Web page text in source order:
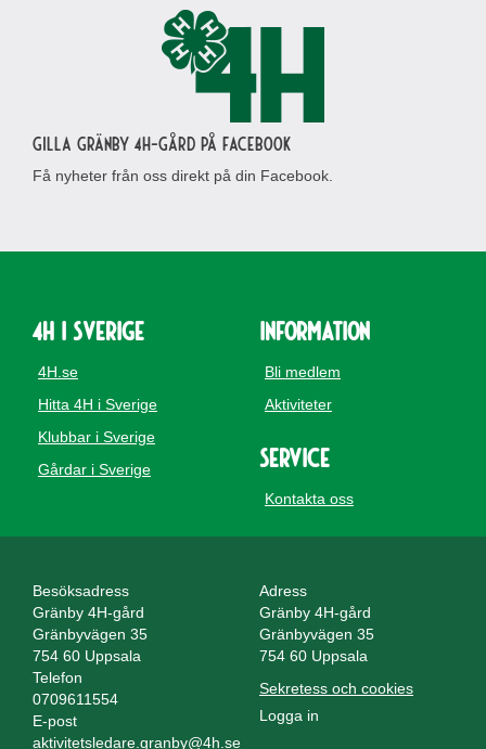
Gilla Gränby 4H-gård på Facebook
Få nyheter från oss direkt på din Facebook.
4H i Sverige
4H.se
Hitta 4H i Sverige
Klubbar i Sverige
Gårdar i Sverige
Information
Bli medlem
Aktiviteter
Service
Kontakta oss
Besöksadress
Gränby 4H-gård
Gränbyvägen 35
754 60 Uppsala
Adress
Gränby 4H-gård
Gränbyvägen 35
754 60 Uppsala
Telefon
0709611554
E-post
aktivitetsledare.granby@4h.se
Sekretess och cookies
Logga in